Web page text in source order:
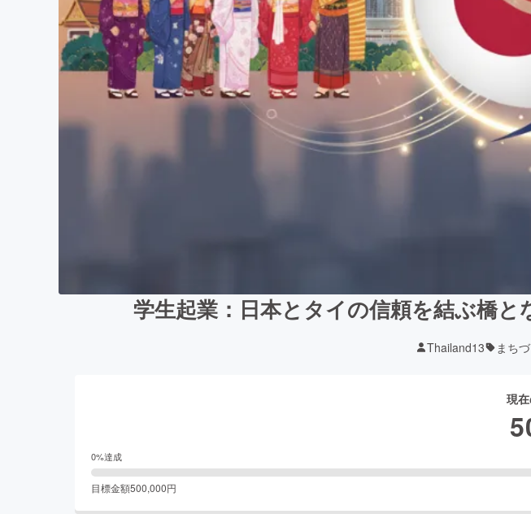
学生起業：日本とタイの信頼を結ぶ橋
Thailand13 まち
現
0%達成
目標金額500,000円